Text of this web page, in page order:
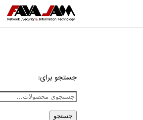
جستجو برای:
جستجو